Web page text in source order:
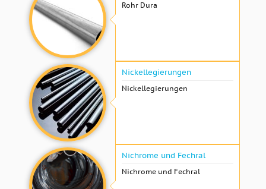
Rohr Dura
Nickellegierungen
Nickellegierungen
Nichrome und Fechral
Nichrome und Fechral